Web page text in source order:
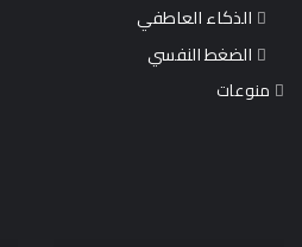
الذكاء العاطفي
الضغط النفسي
منوعات